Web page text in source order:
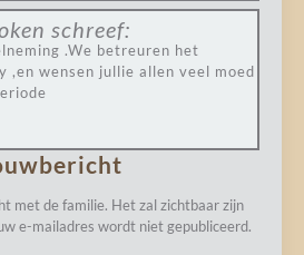
schreef:
.We betreuren het
,en wensen jullie allen veel moed
met de familie. Het zal zichtbaar zijn
e-mailadres wordt niet gepubliceerd.